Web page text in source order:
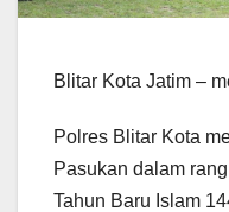
Blitar Kota Jatim –
Polres Blitar Kota
Pasukan dalam
Tahun Baru Islam